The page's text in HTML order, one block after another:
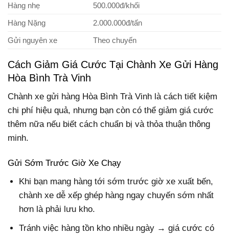
Hàng nhẹ
500.000đ/khối
Hàng Nặng
2.000.000đ/tấn
Gửi nguyên xe
Theo chuyến
Cách Giảm Giá Cước Tại Chành Xe Gửi Hàng
Hòa Bình Trà Vinh
Chành xe gửi hàng Hòa Bình Trà Vinh là cách tiết kiệm
chi phí hiệu quả, nhưng bạn còn có thể giảm giá cước
thêm nữa nếu biết cách chuẩn bị và thỏa thuận thông
minh.
Gửi Sớm Trước Giờ Xe Chạy
Khi bạn mang hàng tới sớm trước giờ xe xuất bến,
chành xe dễ xếp ghép hàng ngay chuyến sớm nhất
hơn là phải lưu kho.
Tránh việc hàng tồn kho nhiều ngày → giá cước có